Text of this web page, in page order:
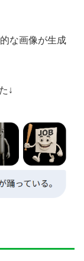
な画像が生成
↓